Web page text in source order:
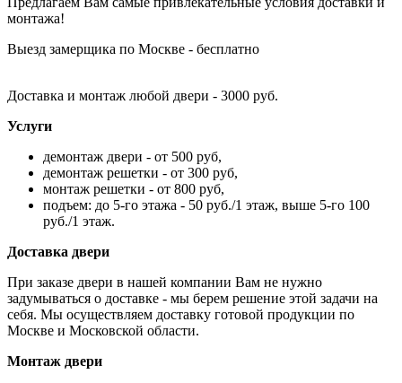
монтажа!
Выезд замерщика по Москве - бесплатно
Доставка и монтаж любой двери - 3000 руб.
Услуги
демонтаж двери - от 500 руб,
демонтаж решетки - от 300 руб,
монтаж решетки - от 800 руб,
подъем: до 5-го этажа - 50 руб./1 этаж, выше 5-го 100
руб./1 этаж.
Доставка двери
При заказе двери в нашей компании Вам не нужно
задумываться о доставке - мы берем решение этой задачи на
себя. Мы осуществляем доставку готовой продукции по
Москве и Московской области.
Монтаж двери